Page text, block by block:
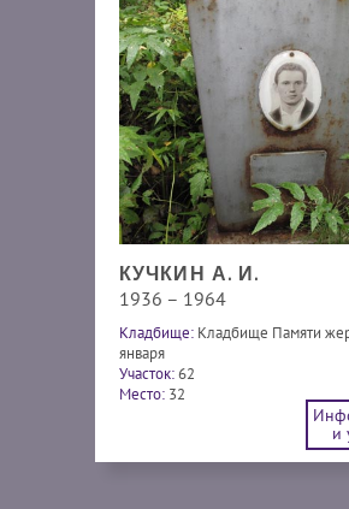
КУЧКИН А. И.
1936 – 1964
Кладбище: Кладбище Памяти
января
Участок:62
Место: 32
и